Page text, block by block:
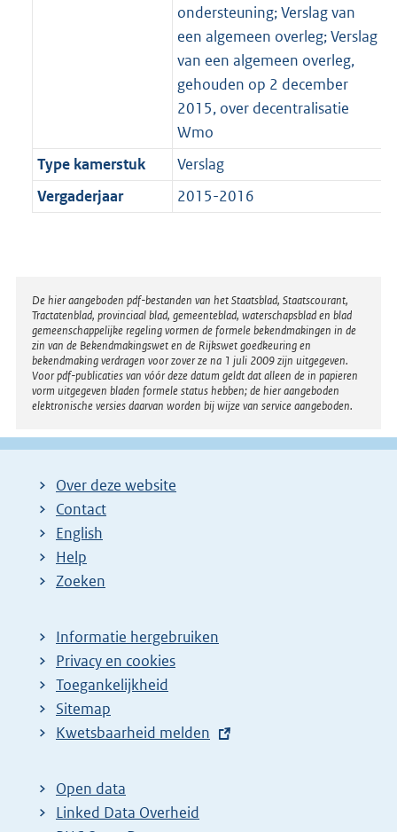
ondersteuning; Verslag van
een algemeen overleg; Verslag
van een algemeen overleg,
gehouden op 2 december
2015, over decentralisatie
Wmo
Type kamerstuk
Verslag
Vergaderjaar
2015-2016
Disclaimer
De hier aangeboden pdf-bestanden van het Staatsblad, Staatscourant,
Tractatenblad, provinciaal blad, gemeenteblad, waterschapsblad en blad
gemeenschappelijke regeling vormen de formele bekendmakingen in de
zin van de Bekendmakingswet en de Rijkswet goedkeuring en
bekendmaking verdragen voor zover ze na 1 juli 2009 zijn uitgegeven.
Voor pdf-publicaties van vóór deze datum geldt dat alleen de in papieren
vorm uitgegeven bladen formele status hebben; de hier aangeboden
elektronische versies daarvan worden bij wijze van service aangeboden.
Over deze website
Contact
English
Help
Zoeken
Informatie hergebruiken
Privacy en cookies
Toegankelijkheid
Sitemap
E
t
e
r
Kwetsbaarheid melden
Open data
Linked Data Overheid